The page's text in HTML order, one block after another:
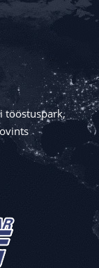
tööstuspark,